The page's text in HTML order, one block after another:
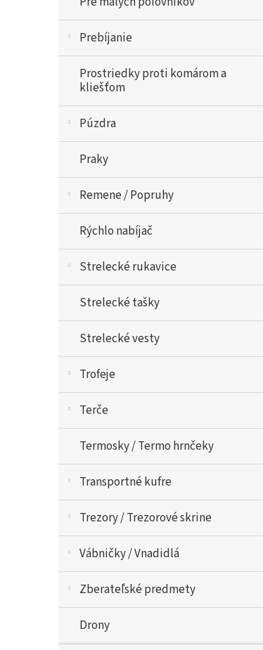
Prebíjanie
Prostriedky proti komárom a
kliešťom
Púzdra
Praky
Remene / Popruhy
Rýchlo nabíjač
Strelecké rukavice
Strelecké tašky
Strelecké vesty
Trofeje
Terče
Termosky / Termo hrnčeky
Transportné kufre
Trezory / Trezorové skrine
Vábničky / Vnadidlá
Zberateľské predmety
Drony